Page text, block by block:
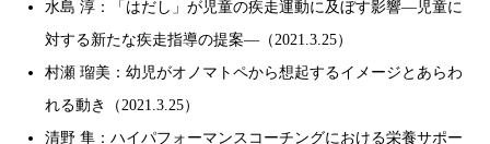
水島 淳：「はだし」が児童の疾走運動に及ぼす影響―児童に
対する新たな疾走指導の提案―（2021.3.25）
村瀬 瑠美：幼児がオノマトペから想起するイメージとあらわ
れる動き（2021.3.25）
清野 隼：ハイパフォーマンスコーチングにおける栄養サポー